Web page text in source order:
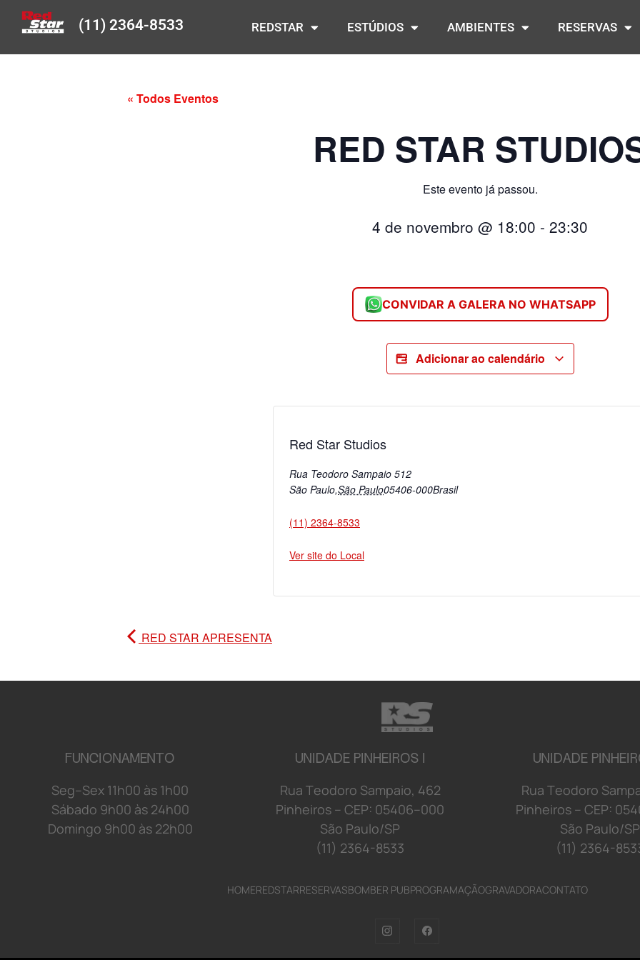
(11) 2364-8533 REDSTAR ESTÚDIOS AMBIENTES RESERVAS
« Todos Eventos
RED STAR
Este evento já passou.
4 de novembro @ 18:00 - 23:30
CONVIDAR A GALERA NO WHATSAPP
Adicionar ao calendário
Red Star Studios
Rua Teodoro Sampaio 512
São Paulo,São Paulo05406-000Brasil
(11) 2364-8533
Ver site do Local
RED STAR APRESENTA
FUNCIONAMENTO
Seg–Sex 11h00 às 1h00
Sábado 9h00 às 24h00
Domingo 9h00 às 22h00
UNIDADE PINHEIROS I
Rua Teodoro Sampaio, 462
Pinheiros – CEP: 05406–000
São Paulo/SP
(11) 2364-8533
UNIDADE
Rua Teodoro Samp
Pinheiros – CEP: 054
São Paulo/SP
(11) 2364-
HOMEREDSTARRESERVASBOMBER PUBPROGRAMAÇÃOGRAVADORACONTATO